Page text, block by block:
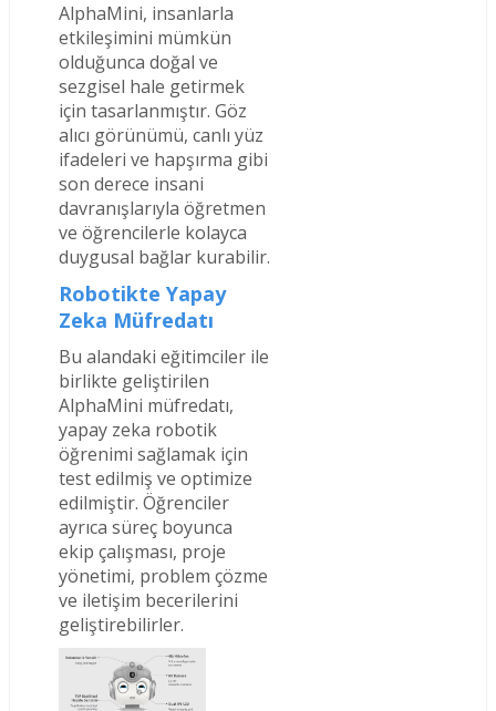
AlphaMini, insanlarla
etkileşimini mümkün
olduğunca doğal ve
sezgisel hale getirmek
için tasarlanmıştır. Göz
alıcı görünümü, canlı yüz
ifadeleri ve hapşırma gibi
son derece insani
davranışlarıyla öğretmen
ve öğrencilerle kolayca
duygusal bağlar kurabilir.
Robotikte Yapay
Zeka Müfredatı
Bu alandaki eğitimciler ile
birlikte geliştirilen
AlphaMini müfredatı,
yapay zeka robotik
öğrenimi sağlamak için
test edilmiş ve optimize
edilmiştir. Öğrenciler
ayrıca süreç boyunca
ekip çalışması, proje
yönetimi, problem çözme
ve iletişim becerilerini
geliştirebilirler.